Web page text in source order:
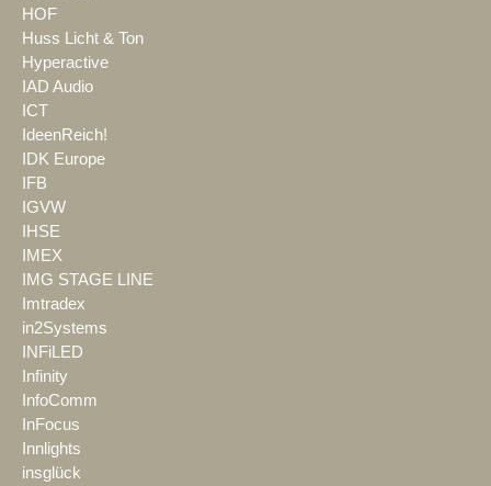
HOF
Huss Licht & Ton
Hyperactive
IAD Audio
ICT
IdeenReich!
IDK Europe
IFB
IGVW
IHSE
IMEX
IMG STAGE LINE
Imtradex
in2Systems
INFiLED
Infinity
InfoComm
InFocus
Innlights
insglück